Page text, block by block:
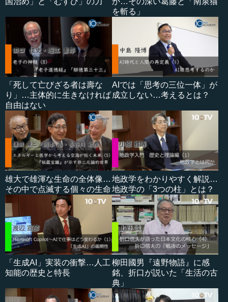
を斬る」
「死して亡びざる者は壽な
り」…主体的に生きなければ
自由はない
AIでは「思考の三位一体」が
成立しない…考えるとは？
雄大で雄渾な生命の全体像…
その中で点滅する個々の生命
地政学をわかりやすく解説…
地政学の「3つの柱」とは？
「生成AI」実装の衝撃…人工
知能の歴史と特長
柳田國男『遠野物語』に感
銘、折口が説いた「生活の古
典」